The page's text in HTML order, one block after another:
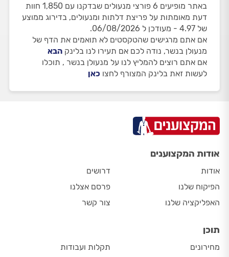
באתר מופיעים 6 פורצי מנעולים שבדקנו עם 1,850 חוות
דעת מאומתות על פריצת דלתות ומנעולים, בדירוג ממוצע
של 4.97 - מעודכן ל 06/08/2026.
אם אתם מרגישים שהטקסטים לא תואמים את הדף של
מנעולן בנשר, נודה לכם אם תעירו לנו בלינק הבא
אם אתם רוצים להמליץ לנו על מנעולן בנשר , תוכלו
לעשות זאת בלינק המצורף לחצו כאן
אודות המקצוענים
אודות
הפיקוח שלנו
האפליקציה שלנו
דרושים
פרסם אצלנו
צור קשר
תוכן
מחירונים
תקלות ועבודות